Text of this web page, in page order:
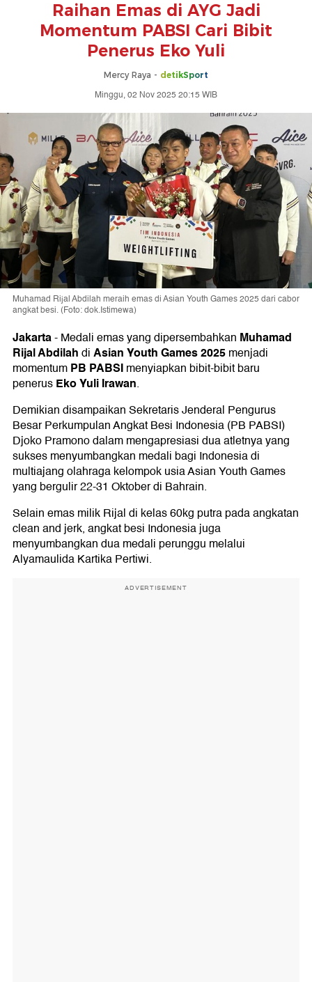
Raihan Emas di AYG Jadi
Momentum PABSI Cari Bibit
Penerus Eko Yuli
Mercy Raya - detikSport
Minggu, 02 Nov 2025 20:15 WIB
Muhamad Rijal Abdilah meraih emas di Asian Youth Games 2025 dari cabor
angkat besi. (Foto: dok.Istimewa)
Jakarta-Medali emas yang dipersembahkan Muhamad
Rijal AbdilahdiAsian Youth Games 2025menjadi
momentumPB PABSImenyiapkan bibit-bibit baru
penerusEko Yuli Irawan.
Demikian disampaikan Sekretaris Jenderal Pengurus
Besar Perkumpulan Angkat Besi Indonesia (PB PABSI)
Djoko Pramono dalam mengapresiasi dua atletnya yang
sukses menyumbangkan medali bagi Indonesia di
multiajang olahraga kelompok usia Asian Youth Games
yang bergulir 22-31 Oktober di Bahrain.
Selain emas milik Rijal di kelas 60kg putra pada angkatan
clean and jerk, angkat besi Indonesia juga
menyumbangkan dua medali perunggu melalui
Alyamaulida Kartika Pertiwi.
ADVERTISEMENT